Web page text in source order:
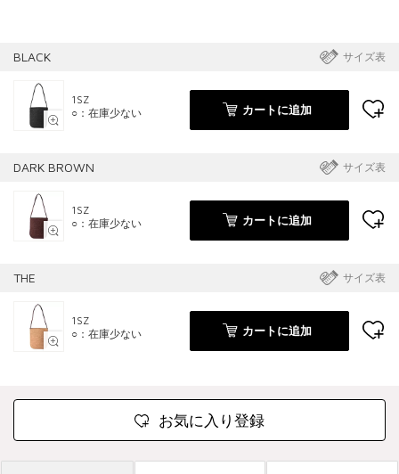
サイズ表
BLACK
1SZ
○：在庫少ない
カートに追加
サイズ表
DARK BROWN
1SZ
○：在庫少ない
カートに追加
サイズ表
THE
1SZ
○：在庫少ない
カートに追加
お気に入り登録